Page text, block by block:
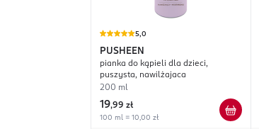
5,0
PUSHEEN
pianka do kąpieli dla dzieci,
puszysta, nawilżajaca
200 ml
19,99 zł
100 ml = 10,00 zł